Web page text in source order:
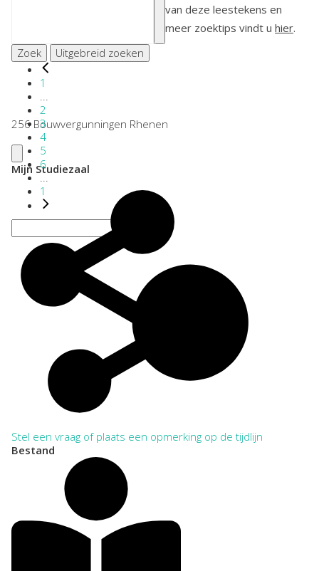
van deze leestekens en
meer zoektips vindt u hier.
Zoek
Uitgebreid zoeken
1
2
3
4
5
6
...
1
256 Bouwvergunningen Rhenen
Mijn Studiezaal
Stel een vraag of plaats een opmerking op de tijdlijn
Bestand